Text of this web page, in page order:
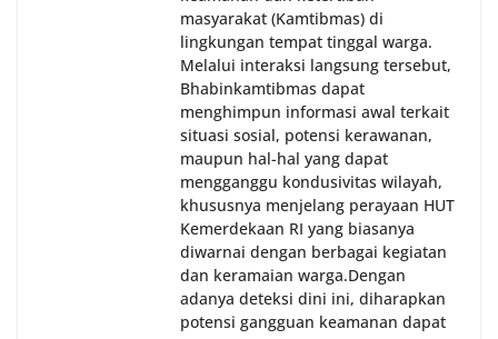
masyarakat (Kamtibmas) di
lingkungan tempat tinggal warga.
Melalui interaksi langsung tersebut,
Bhabinkamtibmas dapat
menghimpun informasi awal terkait
situasi sosial, potensi kerawanan,
maupun hal-hal yang dapat
mengganggu kondusivitas wilayah,
khususnya menjelang perayaan HUT
Kemerdekaan RI yang biasanya
diwarnai dengan berbagai kegiatan
dan keramaian warga.‎‎Dengan
adanya deteksi dini ini, diharapkan
potensi gangguan keamanan dapat